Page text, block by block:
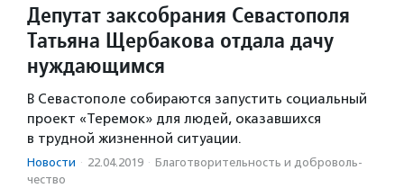
Депутат заксобрания Севастополя
Татьяна Щербакова отдала дачу
нуждающимся
В Севастополе собираются запустить социальный
проект «Теремок» для людей, оказавшихся
в трудной жизненной ситуации.
Новости · 22.04.2019 · Благотвори­тель­ность и доброволь­
чест­во